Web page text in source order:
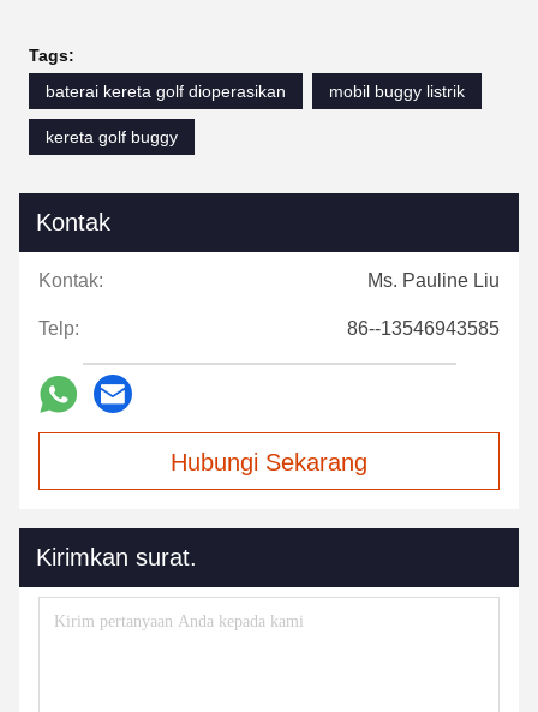
Tags:
baterai kereta golf dioperasikan
mobil buggy listrik
kereta golf buggy
Kontak
Kontak: Ms. Pauline Liu
Telp: 86--13546943585
Hubungi Sekarang
Kirimkan surat.